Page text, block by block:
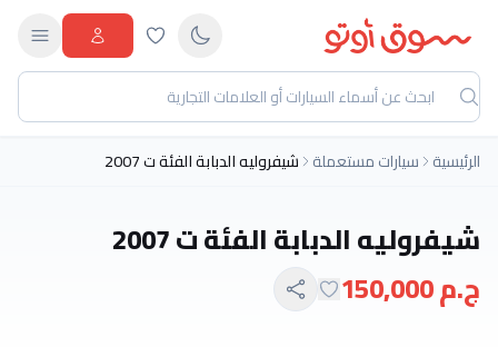
الرئيسية سيارات مستعملة شيفروليه الدبابة الفئة ت 2007
شيفروليه الدبابة الفئة ت 2007
ج.م 150,000